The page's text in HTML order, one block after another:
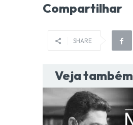
Compartilhar
SHARE
Veja também